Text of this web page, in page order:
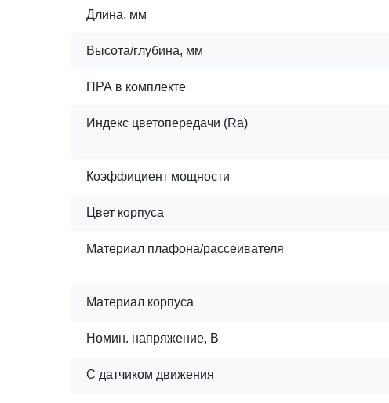
Длина, мм
Высота/глубина, мм
ПРА в комплекте
Индекс цветопередачи (Ra)
Коэффициент мощности
Цвет корпуса
Материал плафона/рассеивателя
Материал корпуса
Номин. напряжение, В
С датчиком движения